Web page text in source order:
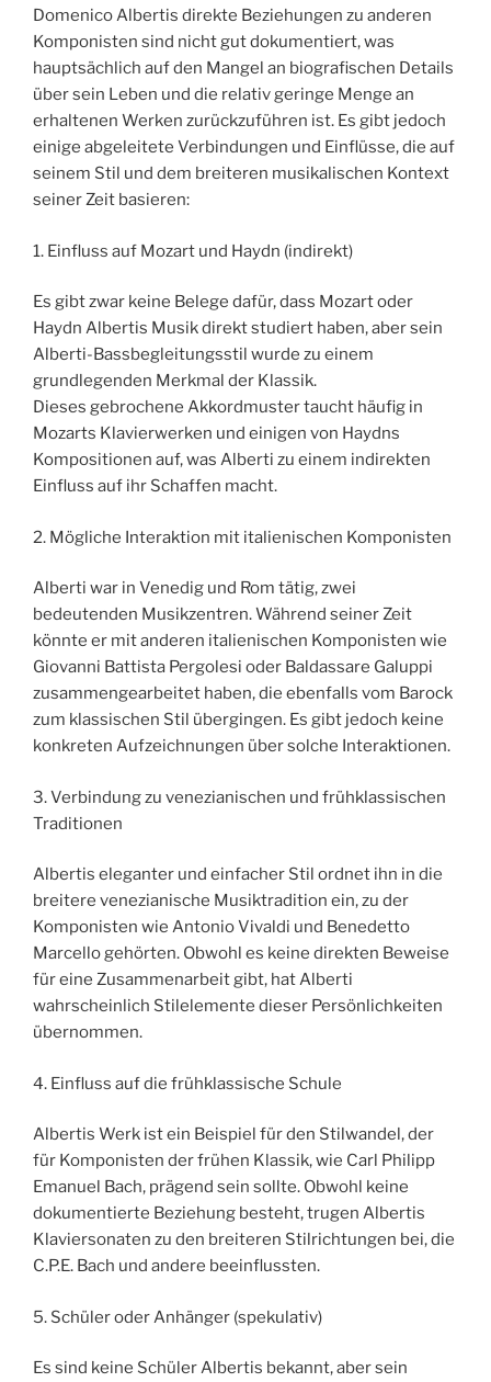
Domenico Albertis direkte Beziehungen zu anderen
Komponisten sind nicht gut dokumentiert, was
hauptsächlich auf den Mangel an biografischen Details
über sein Leben und die relativ geringe Menge an
erhaltenen Werken zurückzuführen ist. Es gibt jedoch
einige abgeleitete Verbindungen und Einflüsse, die auf
seinem Stil und dem breiteren musikalischen Kontext
seiner Zeit basieren:
1. Einfluss auf Mozart und Haydn (indirekt)
Es gibt zwar keine Belege dafür, dass Mozart oder
Haydn Albertis Musik direkt studiert haben, aber sein
Alberti-Bassbegleitungsstil wurde zu einem
grundlegenden Merkmal der Klassik.
Dieses gebrochene Akkordmuster taucht häufig in
Mozarts Klavierwerken und einigen von Haydns
Kompositionen auf, was Alberti zu einem indirekten
Einfluss auf ihr Schaffen macht.
2. Mögliche Interaktion mit italienischen Komponisten
Alberti war in Venedig und Rom tätig, zwei
bedeutenden Musikzentren. Während seiner Zeit
könnte er mit anderen italienischen Komponisten wie
Giovanni Battista Pergolesi oder Baldassare Galuppi
zusammengearbeitet haben, die ebenfalls vom Barock
zum klassischen Stil übergingen. Es gibt jedoch keine
konkreten Aufzeichnungen über solche Interaktionen.
3. Verbindung zu venezianischen und frühklassischen
Traditionen
Albertis eleganter und einfacher Stil ordnet ihn in die
breitere venezianische Musiktradition ein, zu der
Komponisten wie Antonio Vivaldi und Benedetto
Marcello gehörten. Obwohl es keine direkten Beweise
für eine Zusammenarbeit gibt, hat Alberti
wahrscheinlich Stilelemente dieser Persönlichkeiten
übernommen.
4. Einfluss auf die frühklassische Schule
Albertis Werk ist ein Beispiel für den Stilwandel, der
für Komponisten der frühen Klassik, wie Carl Philipp
Emanuel Bach, prägend sein sollte. Obwohl keine
dokumentierte Beziehung besteht, trugen Albertis
Klaviersonaten zu den breiteren Stilrichtungen bei, die
C.P.E. Bach und andere beeinflussten.
5. Schüler oder Anhänger (spekulativ)
Es sind keine Schüler Albertis bekannt, aber sein